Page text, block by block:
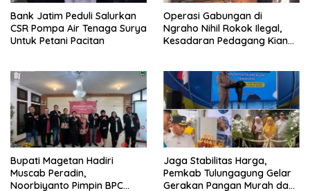
Bank Jatim Peduli Salurkan
CSR Pompa Air Tenaga Surya
Untuk Petani Pacitan
Operasi Gabungan di
Ngraho Nihil Rokok Ilegal,
Kesadaran Pedagang Kian
Bupati Magetan Hadiri
Muscab Peradin,
Noorbiyanto Pimpin BPC
Jaga Stabilitas Harga,
Pemkab Tulungagung Gelar
Gerakan Pangan Murah dan